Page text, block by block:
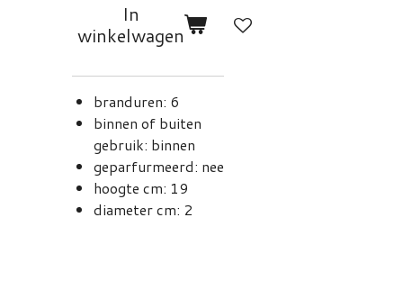
In
winkelwagen
branduren: 6
binnen of buiten
gebruik: binnen
geparfurmeerd: nee
hoogte cm: 19
diameter cm: 2